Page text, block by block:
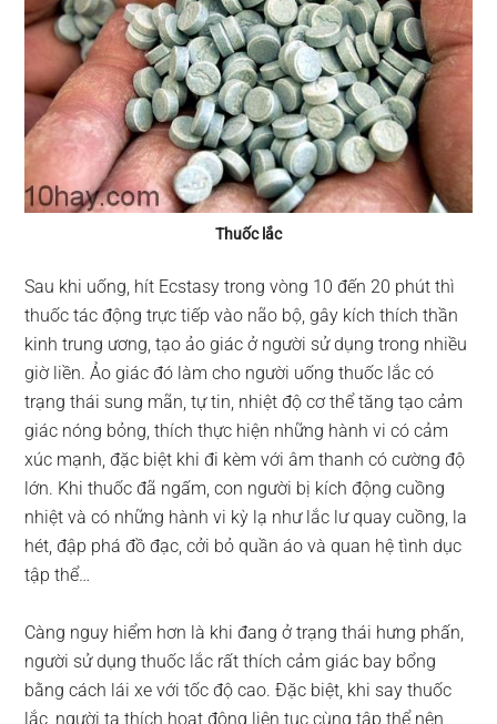
Thuốc lắc
Sau khi uống, hít Ecstasy trong vòng 10 đến 20 phút thì
thuốc tác động trực tiếp vào não bộ, gây kích thích thần
kinh trung ương, tạo ảo giác ở người sử dụng trong nhiều
giờ liền. Ảo giác đó làm cho người uống thuốc lắc có
trạng thái sung mãn, tự tin, nhiệt độ cơ thể tăng tạo cảm
giác nóng bỏng, thích thực hiện những hành vi có cảm
xúc mạnh, đặc biệt khi đi kèm với âm thanh có cường độ
lớn. Khi thuốc đã ngấm, con người bị kích động cuồng
nhiệt và có những hành vi kỳ lạ như lắc lư quay cuồng, la
hét, đập phá đồ đạc, cởi bỏ quần áo và quan hệ tình dục
tập thể…
Càng nguy hiểm hơn là khi đang ở trạng thái hưng phấn,
người sử dụng thuốc lắc rất thích cảm giác bay bổng
bằng cách lái xe với tốc độ cao. Đặc biệt, khi say thuốc
lắc, người ta thích hoạt động liên tục cùng tập thể nên